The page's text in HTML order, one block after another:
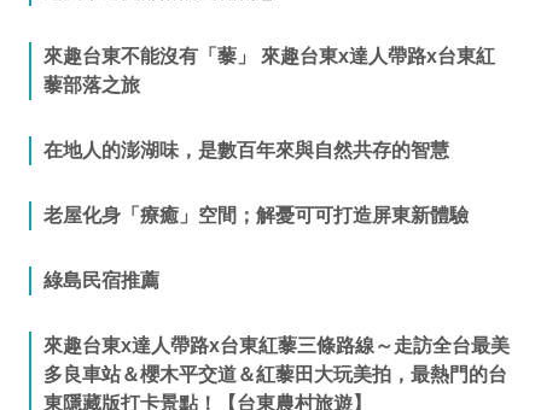
來趣台東不能沒有「藜」 來趣台東x達人帶路x台東紅
藜部落之旅
在地人的澎湖味，是數百年來與自然共存的智慧
老屋化身「療癒」空間；解憂可可打造屏東新體驗
綠島民宿推薦
來趣台東x達人帶路x台東紅藜三條路線～走訪全台最美
多良車站＆櫻木平交道＆紅藜田大玩美拍，最熱門的台
東隱藏版打卡景點！【台東農村旅遊】